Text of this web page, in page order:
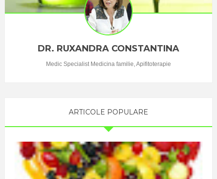
DR. RUXANDRA CONSTANTINA
Medic Specialist Medicina familie, Apifitoterapie
ARTICOLE POPULARE